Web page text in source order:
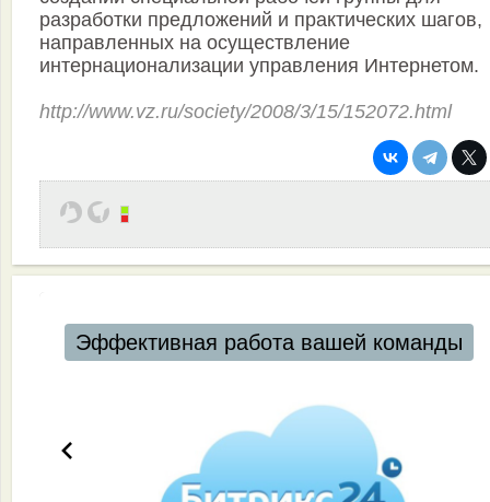
разработки предложений и практических шагов,
направленных на осуществление
интернационализации управления Интернетом.
http://www.vz.ru/society/2008/3/15/152072.html
Эффективная работа вашей команды